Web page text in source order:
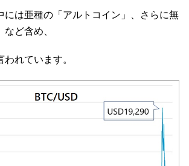
には亜種の「アルトコイン」、さらに無
ど含め、
れています。